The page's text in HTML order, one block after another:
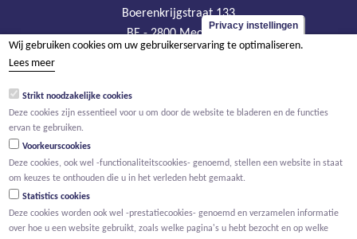
Boerenkrijgstraat 133
BE - 2800 Mechelen
tel +32 15 569 965
BTW BE 0466.256.432
Privacy instellingen
Wij gebruiken cookies om uw gebruikerservaring te optimaliseren.
Lees meer
Strikt noodzakelijke cookies
Deze cookies zijn essentieel voor u om door de website te bladeren en de functies
ervan te gebruiken.
Voorkeurscookies
Deze cookies, ook wel -functionaliteitscookies- genoemd, stellen een website in staat
om keuzes te onthouden die u in het verleden hebt gemaakt.
Statistics cookies
Deze cookies worden ook wel -prestatiecookies- genoemd en verzamelen informatie
over hoe u een website gebruikt, zoals welke pagina's u hebt bezocht en op welke